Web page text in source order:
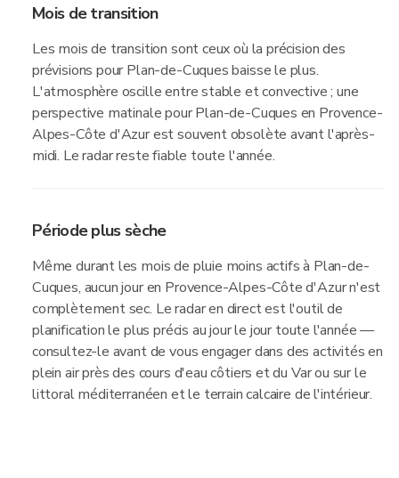
Mois de transition
Les mois de transition sont ceux où la précision des
prévisions pour Plan-de-Cuques baisse le plus.
L'atmosphère oscille entre stable et convective ; une
perspective matinale pour Plan-de-Cuques en Provence-
Alpes-Côte d'Azur est souvent obsolète avant l'après-
midi. Le radar reste fiable toute l'année.
Période plus sèche
Même durant les mois de pluie moins actifs à Plan-de-
Cuques, aucun jour en Provence-Alpes-Côte d'Azur n'est
complètement sec. Le radar en direct est l'outil de
planification le plus précis au jour le jour toute l'année —
consultez-le avant de vous engager dans des activités en
plein air près des cours d'eau côtiers et du Var ou sur le
littoral méditerranéen et le terrain calcaire de l'intérieur.